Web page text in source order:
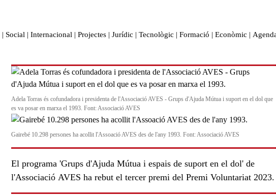
| Social | Internacional | Projectes | Jurídic | Tecnològic | Formació | Econòmic |
Adela Torras és cofundadora i presidenta de l'Associació AVES - Grups d'Ajuda Mútua i suport en el dol que
es va posar en marxa el 1993. Font: Associació AVES
Gairebé 10.298 persones ha acollit l'Assoació AVES des de l'any 1993. Font: Associació AVES
El programa 'Grups d'Ajuda Mútua i espais de suport en el dol' de
l'Associació AVES ha rebut el tercer premi del Premi Voluntariat 2023.